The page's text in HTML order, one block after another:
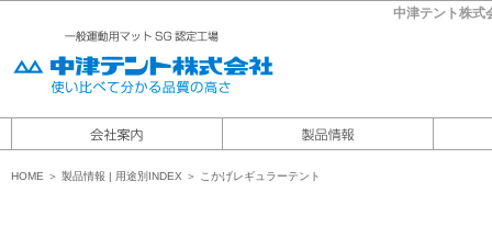
中津テント株式
HOME ＞ 製品情報 | 用途別INDEX ＞ こかげレギュラーテント